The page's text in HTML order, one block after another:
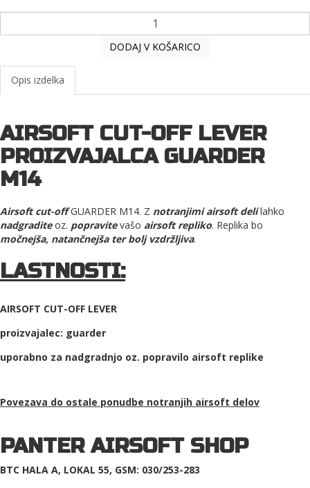
DODAJ V KOŠARICO
Opis izdelka
AIRSOFT CUT-OFF LEVER
PROIZVAJALCA GUARDER
M14
Airsoft cut-offGUARDER M14. Z notranjimi airsoft delilahko
nadgraditeoz. popravitevašo airsoft repliko. Replika bo
močnejša, natančnejša ter bolj vzdržljiva.
LASTNOSTI:
AIRSOFT CUT-OFF LEVER
proizvajalec: guarder
uporabno za nadgradnjo oz. popravilo airsoft replike
Povezava do ostale ponudbe notranjih airsoft delov
PANTER AIRSOFT SHOP
BTC HALA A, LOKAL 55, GSM: 030/253-283